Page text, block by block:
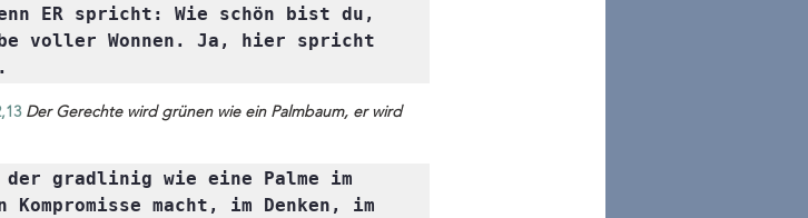
ER spricht: Wie schön bist du,
voller Wonnen. Ja, hier spricht
Der Gerechte wird grünen wie ein Palmbaum, er wird
der gradlinig wie eine Palme im
macht, im Denken, im